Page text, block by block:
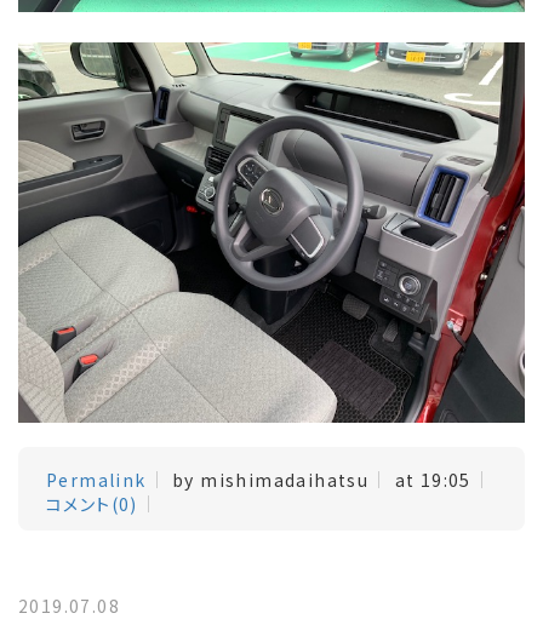
Permalink by mishimadaihatsu
at 19:05
コメント(0)
2019.07.08